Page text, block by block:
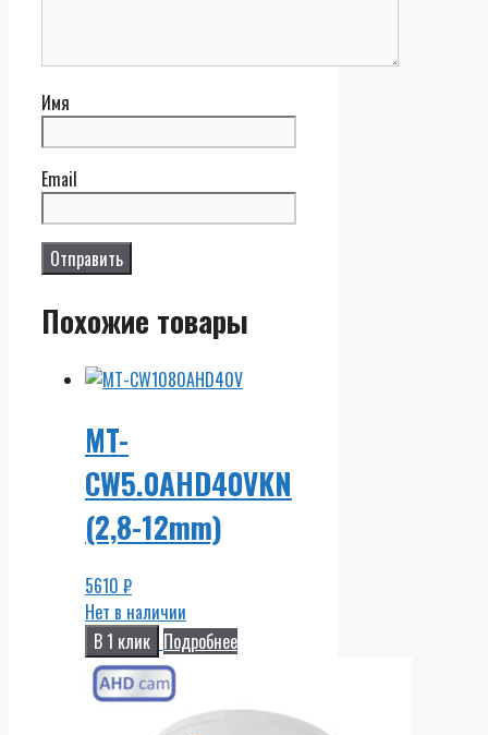
Имя
Email
Похожие товары
MT-
CW5.0AHD40VKN
(2,8-12mm)
5610 ₽
Нет в наличии
В 1 клик Подробнее